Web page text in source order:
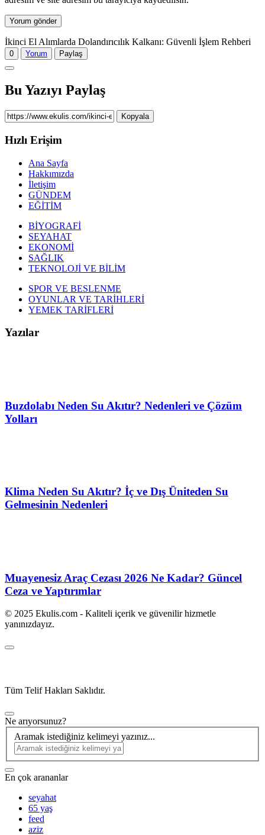
İkinci El Alımlarda Dolandırıcılık Kalkanı: Güvenli İşlem Rehberi
0 Yorum Paylaş
Bu Yazıyı Paylaş
Kopyala
Hızlı Erişim
Ana Sayfa
Hakkımızda
İletişim
GÜNDEM
EĞİTİM
BİYOGRAFİ
SEYAHAT
EKONOMİ
SAĞLIK
TEKNOLOJİ VE BİLİM
SPOR VE BESLENME
OYUNLAR VE TARİHLERİ
YEMEK TARİFLERİ
Yazılar
Buzdolabı Neden Su Akıtır? Nedenleri ve Çözüm
Yolları
Klima Neden Su Akıtır? İç ve Dış Üniteden Su
Gelmesinin Nedenleri
Muayenesiz Araç Cezası 2026 Ne Kadar? Güncel
Ceza ve Yaptırımlar
© 2025 Ekulis.com - Kaliteli içerik ve güvenilir hizmetle
yanınızdayız.
Tüm Telif Hakları Saklıdır.
Ne arıyorsunuz?
Aramak istediğiniz kelimeyi yazınız...
En çok arananlar
seyahat
65 yaş
feed
aziz